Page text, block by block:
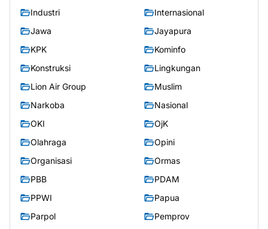
Industri
Internasional
Jawa
Jayapura
KPK
Kominfo
Konstruksi
Lingkungan
Lion Air Group
Muslim
Narkoba
Nasional
OKI
OjK
Olahraga
Opini
Organisasi
Ormas
PBB
PDAM
PPWI
Papua
Parpol
Pemprov